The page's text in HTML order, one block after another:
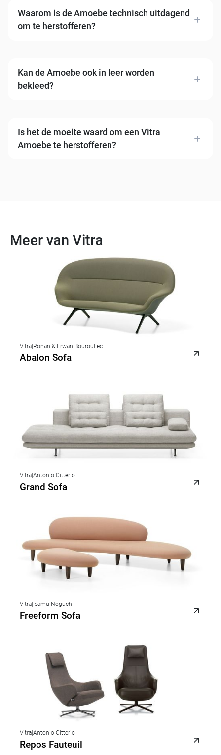
Waarom is de Amoebe technisch uitdagend
om te herstofferen?
strak volgen zonder plooien. Wij adviseren Kvadrat
Tonus 4 voor een naadloos resultaat.
Kan de Amoebe ook in leer worden
bekleed?
showroom kiest u uit een ruim assortiment.
Is het de moeite waard om een Vitra
Amoebe te herstofferen?
Meer van Vitra
Vitra Ronan & Erwan Bouroullec
Abalon Sofa
Vitra|Antonio Citterio
Grand Sofa
Vitra|Isamu Noguchi
Freeform Sofa
Vitra Antonio Citterio
Repos Fauteuil